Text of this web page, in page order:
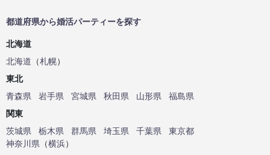
都道府県から婚活パーティーを探す
北海道
北海道 （札幌）
東北
青森県
岩手県 宮城県 秋田県 山形県
福島県
関東
茨城県
栃木県 群馬県 埼玉県 千葉県
東京都
神奈川県 （横浜）